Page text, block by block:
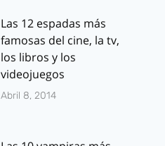
Las 12 espadas más
famosas del cine, la tv,
los libros y los
videojuegos
Abril 8, 2014